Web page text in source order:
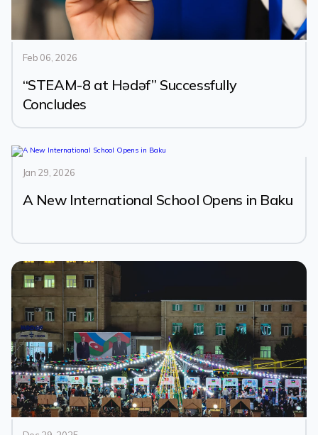
Feb 06, 2026
“STEAM-8 at Hədəf” Successfully
Concludes
Jan 29, 2026
A New International School Opens in Baku